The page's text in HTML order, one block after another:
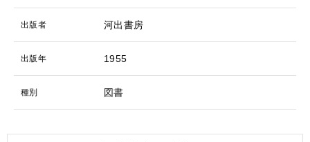
出版者 河出書房
出版年 1955
種別 図書